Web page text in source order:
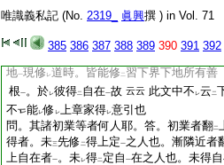
唯識義私記 (No. 2319_ 眞興撰 ) in Vol. 71
385 386 387 388 389 390 391 392
問。先對法論正文如何。答。第十曰。復次
止修道 分 別修義 。謂依 初靜慮地
時。亦修二欲界繋所有善根一。於レ彼得二 自在
地一現修 レ道時。皆能修 二 習下界下地所有善
根一。於レ彼得二 自在一故 云云 此文中不 レ云 二
不
能レ修 レ上章家得レ意引也
問。其諸初業等者何人耶。答。初業者翻二
得者。未三先修 二得上定一之人也。漸隣近者
上自在者一。未レ得二 定自 一在之人也。未得